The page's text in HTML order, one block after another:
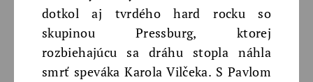
dotkol aj tvrdého hard rocku so
skupinou Pressburg, ktorej
rozbiehajúcu sa dráhu stopla náhla
smrť speváka Karola Vilčeka. S Pavlom